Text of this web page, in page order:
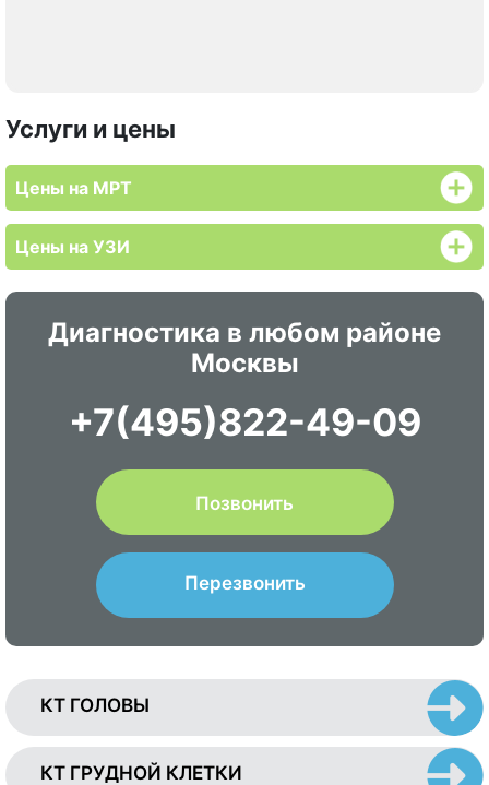
Услуги и цены
Цены на МРТ
Цены на УЗИ
Диагностика в любом районе
Москвы
+7(495)822-49-09
Позвонить
Перезвонить
КТ ГОЛОВЫ
КТ ГРУДНОЙ КЛЕТКИ